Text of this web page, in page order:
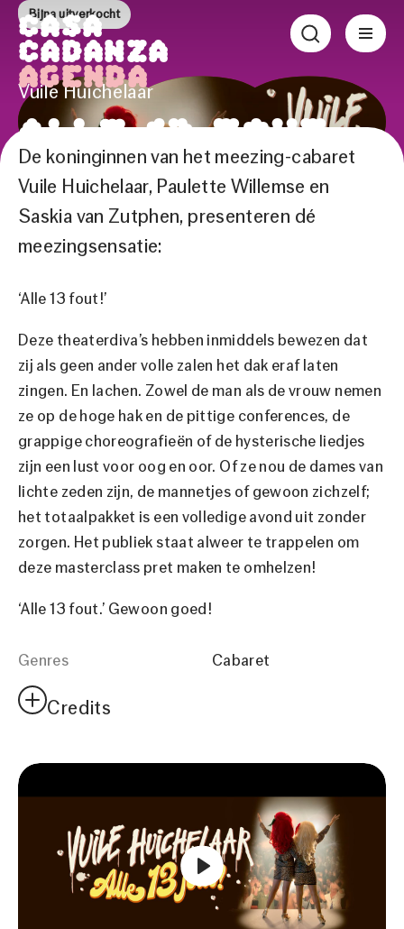
Casa
Cadanza
Agenda
Bijna uitverkocht
Vuile Huichelaar
Alle 13 fout
Een guilty pleasure van formaat
Vr 13 nov.|Theater
Bekijk de trailer
De koninginnen van het meezing-cabaret
Vuile Huichelaar, Paulette Willemse en
Saskia van Zutphen, presenteren dé
meezingsensatie:
‘Alle 13 fout!’
Deze theaterdiva’s hebben inmiddels bewezen dat
zij als geen ander volle zalen het dak eraf laten
zingen. En lachen. Zowel de man als de vrouw nemen
ze op de hoge hak en de pittige conferences, de
grappige choreografieën of de hysterische liedjes
zijn een lust voor oog en oor. Of ze nou de dames van
lichte zeden zijn, de mannetjes of gewoon zichzelf;
het totaalpakket is een volledige avond uit zonder
zorgen. Het publiek staat alweer te trappelen om
deze masterclass pret maken te omhelzen!
‘Alle 13 fout.’ Gewoon goed!
Genres Cabaret
Credits
Fotograaf Joris van Bennekom